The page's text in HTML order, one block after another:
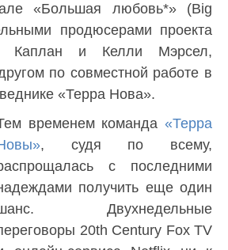
«Большая любовь*» (Big
продюсерами проекта
Каплан и Келли Мэрсел,
по совместной работе в
«Терра Нова».
временем команда «Терра
, судя по всему,
с последними
получить еще один
Двухнедельные
20th Century Fox TV